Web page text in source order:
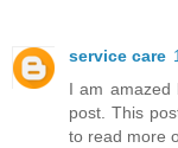
service care
I am amazed
post. This
to read more